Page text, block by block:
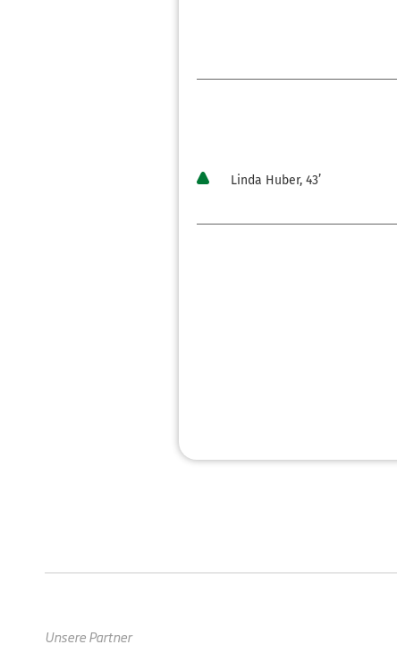
Linda Huber, 43’
Unsere Partner